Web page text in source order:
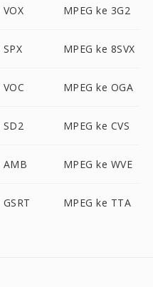
MPEG ke 3G2
MPEG ke 8SVX
MPEG ke OGA
SD2 MPEG ke CVS
AMB MPEG ke WVE
MPEG ke TTA